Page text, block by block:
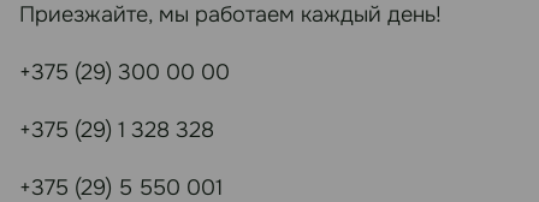
Приезжайте, мы работаем каждый день!
+375 (29) 300 00 00
+375 (29) 1 328 328
+375 (29) 5 550 001